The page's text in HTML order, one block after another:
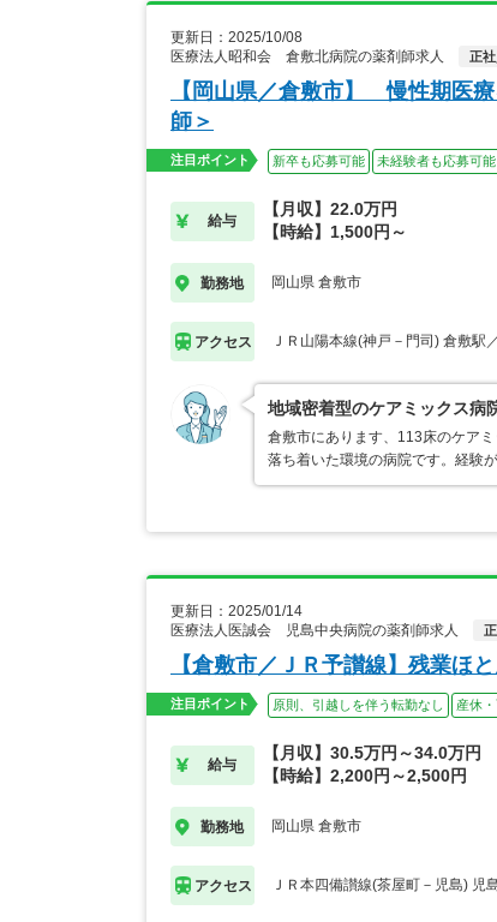
更新日：2025/10/08
医療法人昭和会 倉敷北病院の薬剤師求人
正社
【岡山県／倉敷市】 慢性期医
師＞
注目ポイント 新卒も応募可能 未経験者も応募可能
給与
【月収】22.0万円
【時給】1,500円～
勤務地 岡山県 倉敷市
アクセス ＪＲ山陽本線(神戸－門司) 倉敷駅
地域密着型のケアミックス
倉敷市にあります、113床のケア
落ち着いた環境の病院です。経験
更新日：2025/01/14
医療法人医誠会 児島中央病院の薬剤師求人
【倉敷市／ＪＲ予讃線】残業ほ
注目ポイント 原則、引越しを伴う転勤なし 産休
給与
【月収】30.5万円～34.0万円
【時給】2,200円～2,500円
勤務地 岡山県 倉敷市
アクセス ＪＲ本四備讃線(茶屋町－児島) 児